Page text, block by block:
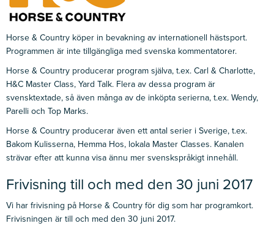
Horse & Country köper in bevakning av internationell hästsport.
Programmen är inte tillgängliga med svenska kommentatorer.
Horse & Country producerar program själva, t.ex. Carl & Charlotte,
H&C Master Class, Yard Talk. Flera av dessa program är
svensktextade, så även många av de inköpta serierna, t.ex. Wendy,
Parelli och Top Marks.
Horse & Country producerar även ett antal serier i Sverige, t.ex.
Bakom Kulisserna, Hemma Hos, lokala Master Classes. Kanalen
strävar efter att kunna visa ännu mer svenskspråkigt innehåll.
Frivisning till och med den 30 juni 2017
Vi har frivisning på Horse & Country för dig som har programkort.
Frivisningen är till och med den 30 juni 2017.